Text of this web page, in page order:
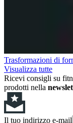
Trasformazioni di
Visualizza tutte
Ricevi consigli su
prodotti nella
Il tuo indirizzo e-mail